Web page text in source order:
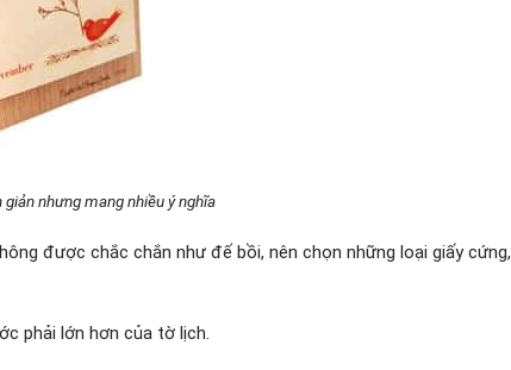
nhưng mang nhiều ý nghĩa
được chắc chắn như đế bồi, nên chọn những loại giấy cứng,
phải lớn hơn của tờ lịch.